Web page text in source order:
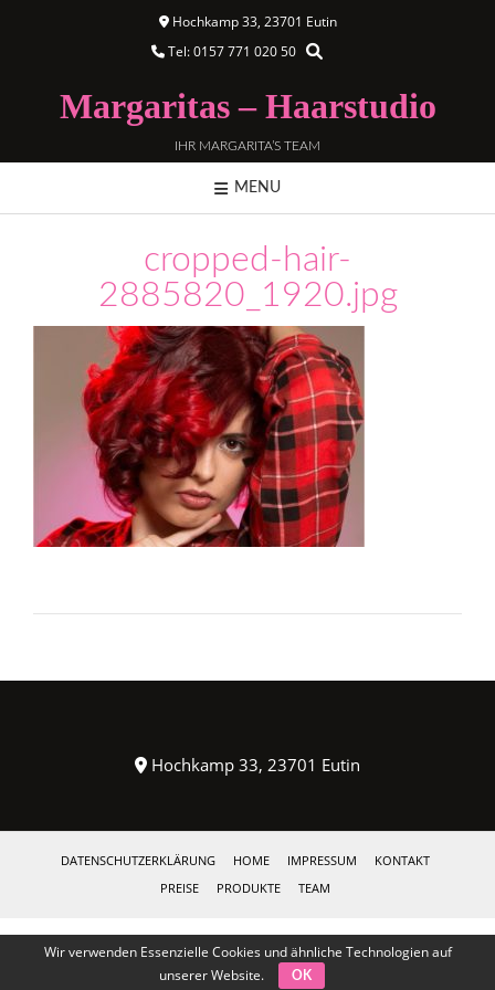
Hochkamp 33, 23701 Eutin
Tel: 0157 771 020 50
Margaritas – Haarstudio
IHR MARGARITA’S TEAM
MENU
cropped-hair-
2885820_1920.jpg
Hochkamp 33, 23701 Eutin
DATENSCHUTZERKLÄRUNG HOME IMPRESSUM
KONTAKT
PREISE
PRODUKTE TEAM
Wir verwenden Essenzielle Cookies und ähnliche Technologien auf
unserer Website.
OK